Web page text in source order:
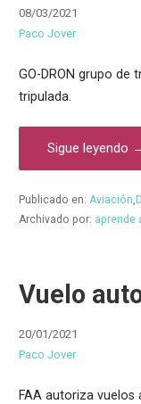
08/03/2021
Paco Jover
GO-DRON grupo de
tripulada.
Sigue leyendo
Publicado en: Aviación,
Archivado por: aprende
Vuelo
20/01/2021
Paco Jover
FAA autoriza